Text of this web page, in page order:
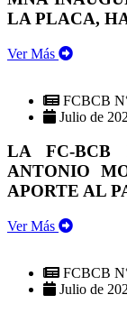
LA PLACA,
Ver Más
FCBCB
Julio de
LA FC-BCB
ANTONIO
APORTE AL
Ver Más
FCBCB
Julio de